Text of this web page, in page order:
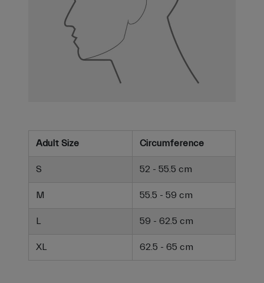
Adult Size Circumference
S 52 - 55.5 cm
M 55.5 - 59 cm
L 59 - 62.5 cm
XL 62.5 - 65 cm